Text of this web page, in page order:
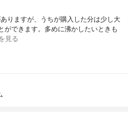
りますが、うちが購入した分は少し大
ができます。多めに沸かしたいときも
見る